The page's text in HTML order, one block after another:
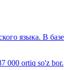
языка. В базе
000 ortiq so'z bor.